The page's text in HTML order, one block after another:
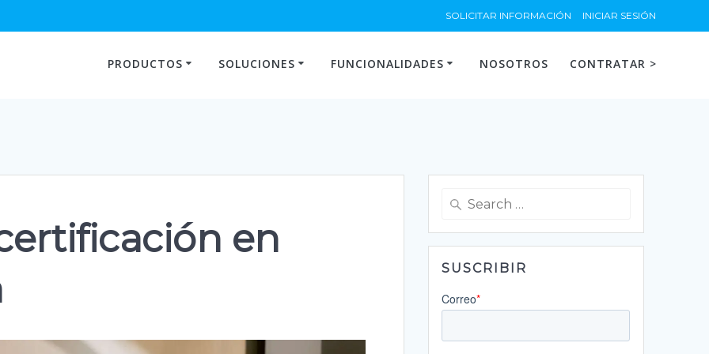
SOLICITAR INFORMACIÓN INICIAR SESIÓN
PRODUCTOS SOLUCIONES FUNCIONALIDADES NOSOTROS CONTRATAR >
en
Search
SUSCRIBIR